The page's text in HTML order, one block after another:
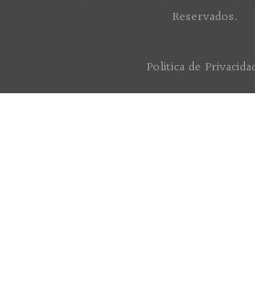
Reservados.
Politica de